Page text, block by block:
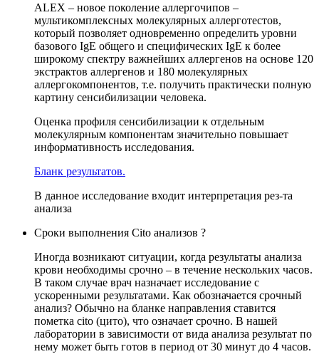
ALEX – новое поколение аллергочипов –
мультикомплексных молекулярных аллерготестов,
который позволяет одновременно определить уровни
базового IgE общего и специфических IgE к более
широкому спектру важнейших аллергенов на основе 120
экстрактов аллергенов и 180 молекулярных
аллергокомпонентов, т.е. получить практически полную
картину сенсибилизации человека.
Оценка профиля сенсибилизации к отдельным
молекулярным компонентам значительно повышает
информативность исследования.
Бланк результатов.
В данное исследование входит интерпретация рез-та
анализа
Сроки выполнения Cito анализов ?
Иногда возникают ситуации, когда результаты анализа
крови необходимы срочно – в течение нескольких часов.
В таком случае врач назначает исследование с
ускоренными результатами. Как обозначается срочный
анализ? Обычно на бланке направления ставится
пометка cito (цито), что означает срочно. В нашей
лаборатории в зависимости от вида анализа результат по
нему может быть готов в период от 30 минут до 4 часов.